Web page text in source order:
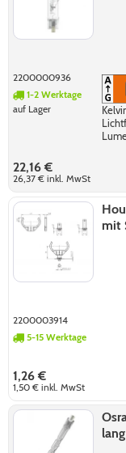
2200000936
1-2 Werktage
auf Lager
22,16 €
26,37 €inkl. MwSt
mit
2200003914
5-15 Werktage
1,26 €
1,50 €inkl. MwSt